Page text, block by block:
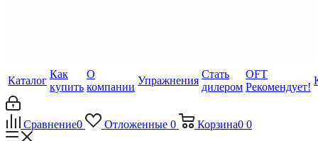
Каталог
Как
купить
О
компании
Упражнения
Стать
дилером
OFT
Рекомендует!
Сравнение0 Отложенные 0 Корзина0 0